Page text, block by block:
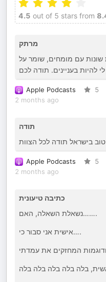
4.5 out of 5 stars from
מרתק
שונות עם מומחים, שומר על
Apple Podcasts 5
2 months ago
תודה
בישראל תודה לכל הצוות
Apple Podcasts 5
2 months ago
כתיבה טיעונית
נשאלת השאלה, האם…….
אישית אני סבור כי….
בלה בלה בלה בלה בלה